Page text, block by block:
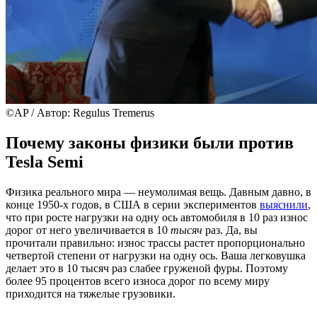
©AP / Автор: Regulus Tremerus
Почему законы физики были против
Tesla Semi
Физика реального мира — неумолимая вещь. Давным давно, в
конце 1950-х годов, в США в серии экспериментов выяснили,
что при росте нагрузки на одну ось автомобиля в 10 раз износ
дорог от него увеличивается в 10 тысяч раз. Да, вы
прочитали правильно: износ трассы растет пропорционально
четвертой степени от нагрузки на одну ось. Ваша легковушка
делает это в 10 тысяч раз слабее груженой фуры. Поэтому
более 95 процентов всего износа дорог по всему миру
приходится на тяжелые грузовики.